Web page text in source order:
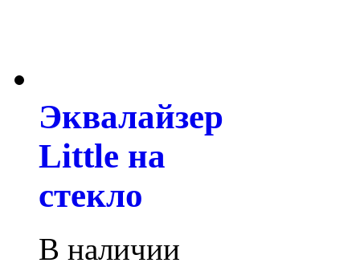
Эквалайзер
Little на
стекло
В наличии